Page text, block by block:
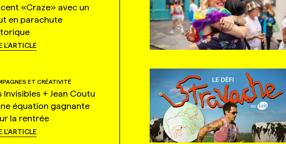
«Craze» avec un
en parachute
L'ARTICLE
ET CRÉATIVITÉ
Invisibles + Jean Coutu
équation gagnante
la rentrée
L'ARTICLE